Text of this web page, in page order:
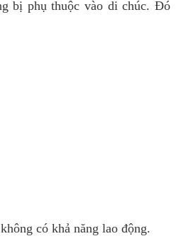
bị phụ thuộc vào di chúc. Đó
có khả năng lao động.